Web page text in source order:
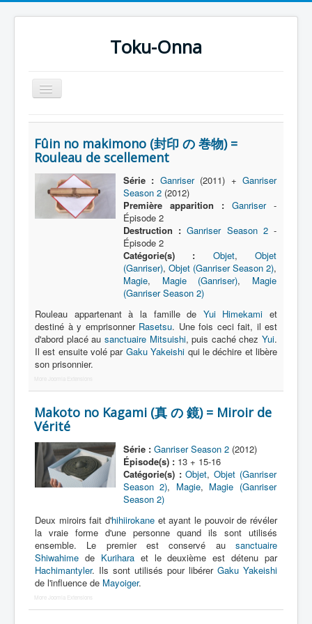
Toku-Onna
Basculer
la
Accueil
Toku-Actrices
Toku-Critiques
Séries
Films
Lexique
Tetsujin Ganriser Season 2 (鉄神
ガンライザー シーズン 2) = Dieu de
fer Ganriser Saison 2
Série
Personnages
Objets
Lieux
Chronologie
Références
Tous
Art
Fûin no makimono (封印 の 巻物) =
Rouleau de scellement
Série : Ganriser(2011) + Ganriser
Season 2(2012)
Première apparition : Ganriser-
Épisode 2
Destruction : Ganriser Season 2-
Épisode 2
Catégorie(s) :
Objet,Objet
(Ganriser), Objet (Ganriser Season 2),
Magie, Magie (Ganriser), Magie
(Ganriser Season 2)
Rouleau appartenant à la famille de Yui Himekami et
destiné à y emprisonner Rasetsu. Une fois ceci fait, il est
d'abord placé au sanctuaire Mitsuishi, puis caché chez Yui.
Il est ensuite volé par Gaku Yakeishi qui le déchire et libère
son prisonnier.
More Joomla Extensions
Makoto no Kagami (真 の 鏡) = Miroir de
Vérité
Série : Ganriser Season 2(2012)
Épisode(s) :13 + 15-16
Catégorie(s) : Objet,Objet (Ganriser
Season 2), Magie, Magie (Ganriser
Season 2)
Deux miroirs fait d'hihiirokane et ayant le pouvoir de révéler
la vraie forme d'une personne quand ils sont utilisés
ensemble. Le premier est conservé au sanctuaire
Shiwahime de Kuriharaet le deuxième est détenu par
Hachimantyler. Ils sont utilisés pour libérer Gaku Yakeishi
de l'influence de Mayoiger.
More Joomla Extensions